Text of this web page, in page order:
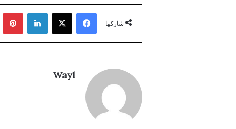
شاركها
فيسبوك لينكدإن
Wayl